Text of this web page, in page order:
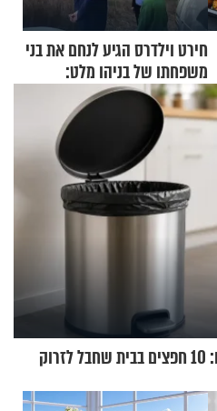
חירט וילדרס הגיע לנחם את בני
משפחתו של בניהו מלט:
"מיליונים באירופה תומכים
בכם"
מפקקי שעם ועד קרטוני ביצים: 10 חפצים בבית שחבל לזרוק